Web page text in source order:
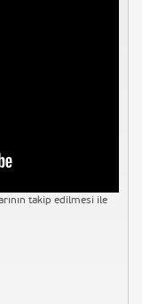
takip edilmesi ile